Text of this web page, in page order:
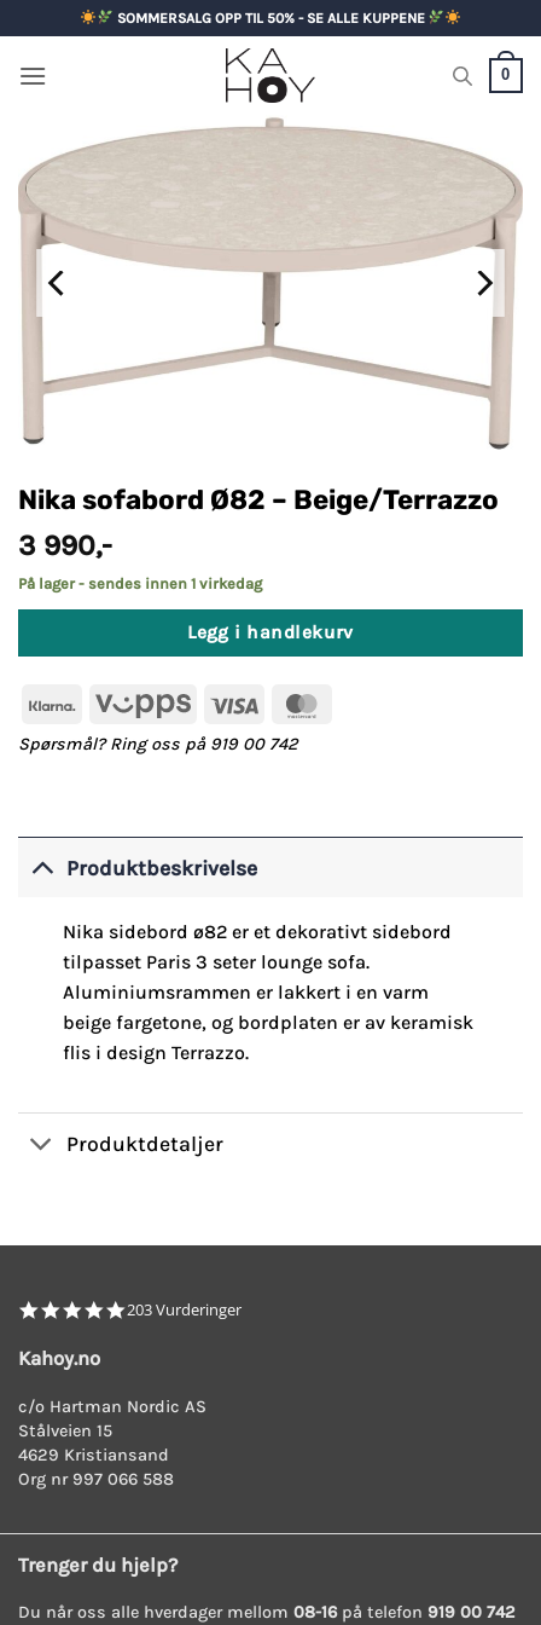
to
content
SOMMERSALG OPP TIL 50% - SE ALLE KUPPENE
0
Nika sofabord Ø82 – Beige/Terrazzo
3 990,-
På lager - sendes innen 1 virkedag
Legg i handlekurv
Klarna Vipps Visa
Spørsmål? Ring oss på 919 00 742
Produktbeskrivelse
Nika sidebord ø82 er et dekorativt sidebord
tilpasset Paris 3 seter lounge sofa.
Aluminiumsrammen er lakkert i en varm
beige fargetone, og bordplaten er av keramisk
flis i design Terrazzo.
Produktdetaljer
4.8
203 Vurderinger
Kahoy.no
c/o Hartman Nordic AS
Stålveien 15
4629 Kristiansand
Org nr 997 066 588
Trenger du hjelp?
Du når oss alle hverdager mellom 08-16på telefon 919 00 742